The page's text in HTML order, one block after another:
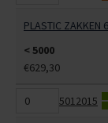
PLASTIC ZAKKEN
< 5000
€629,30
5012015